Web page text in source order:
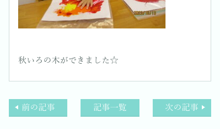
秋いろの木ができました☆
前の記事 記事一覧 次の記事